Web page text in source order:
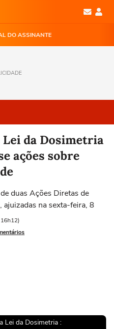
DO ASSINANTE
Lei da Dosimetria
ações sobre
duas Ações Diretas de
na sexta-feira, 8
Lei da Dosimetria :